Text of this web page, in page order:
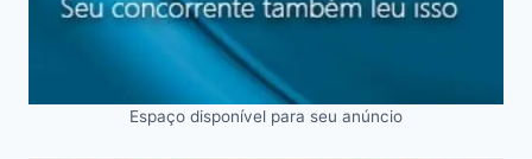
Espaço disponível para seu anúncio